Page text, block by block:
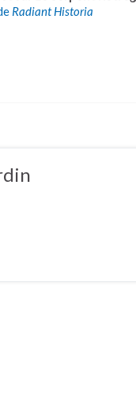
Radiant Historia